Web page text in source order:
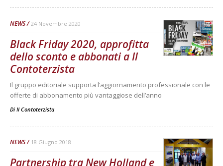
NEWS 24 Novembre 2020
Black Friday 2020, approfitta
dello sconto e abbonati a Il
Contoterzista
Il gruppo editoriale supporta l’aggiornamento professionale con le
offerte di abbonamento più vantaggiose dell’anno
Di Il Contoterzista
NEWS 18 Giugno 2018
Partnership tra New Holland e